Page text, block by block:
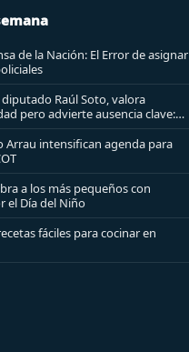
de la Nación: El Error de asignar
diputado Raúl Soto, valora
pero advierte ausencia clave:
bancario
Arrau intensifican agenda para
a los más pequeños con
el Día del Niño
fáciles para cocinar en